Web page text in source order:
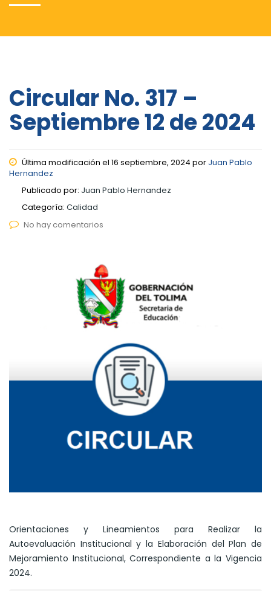
Circular No. 317 –
Septiembre 12 de 2024
Última modificación el 16 septiembre, 2024 por Juan Pablo
Hernandez
Publicado por: Juan Pablo Hernandez
Categoría: Calidad
No hay comentarios
Orientaciones y Lineamientos para Realizar la
Autoevaluación Institucional y la Elaboración del Plan de
Mejoramiento Institucional, Correspondiente a la Vigencia
2024.